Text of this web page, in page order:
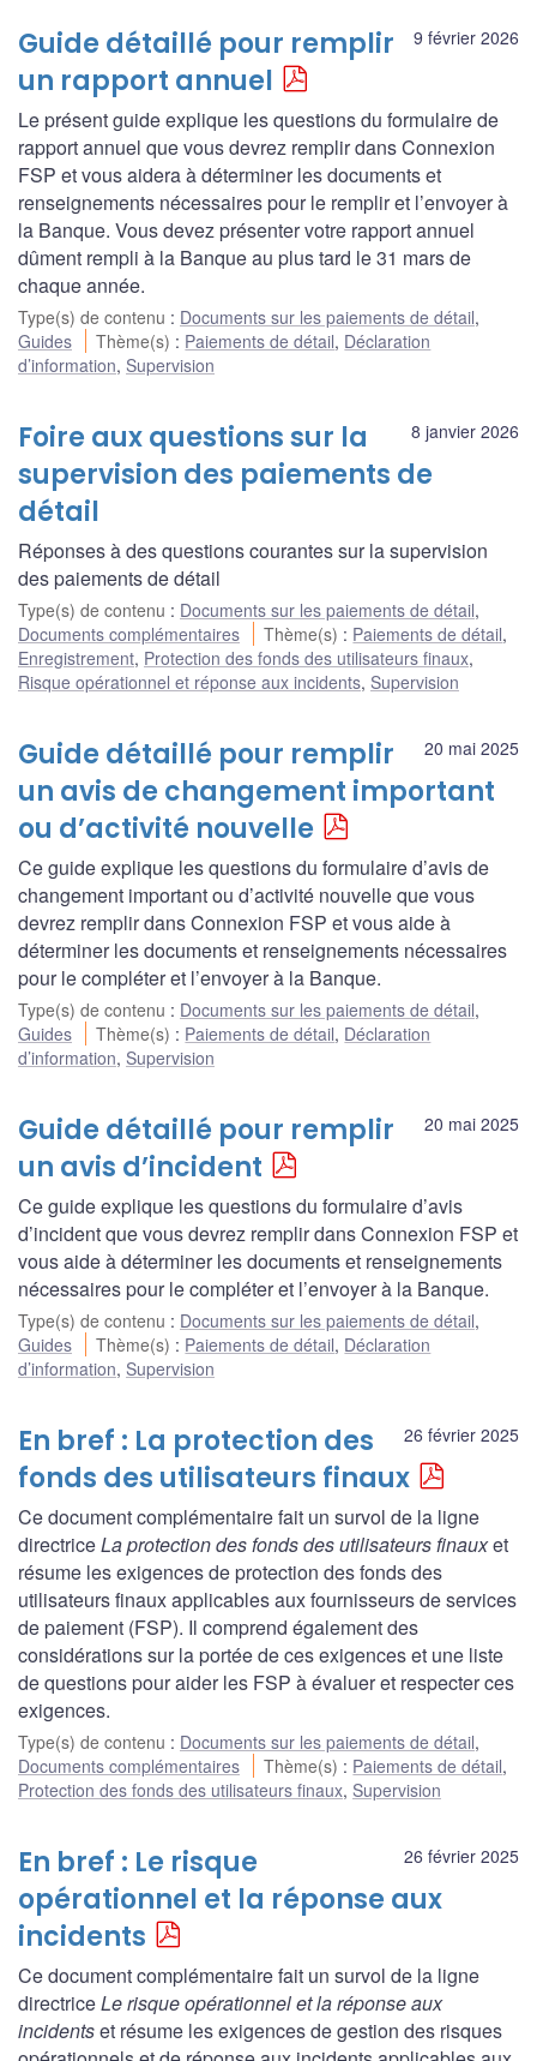
9 février 2026
Guide détaillé pour remplir
un rapport annuel
Le présent guide explique les questions du formulaire de
rapport annuel que vous devrez remplir dans Connexion
FSP et vous aidera à déterminer les documents et
renseignements nécessaires pour le remplir et l’envoyer à
la Banque. Vous devez présenter votre rapport annuel
dûment rempli à la Banque au plus tard le 31 mars de
chaque année.
Type(s) de contenu : Documents sur les paiements de détail,
Guides
Thème(s) : Paiements de détail, Déclaration
d’information, Supervision
8 janvier 2026
Foire aux questions sur la
supervision des paiements de
détail
Réponses à des questions courantes sur la supervision
des paiements de détail
Type(s) de contenu : Documents sur les paiements de détail,
Documents complémentaires
Thème(s) : Paiements de détail,
Enregistrement, Protection des fonds des utilisateurs finaux,
Risque opérationnel et réponse aux incidents, Supervision
20 mai 2025
Guide détaillé pour remplir
un avis de changement important
ou d’activité nouvelle
Ce guide explique les questions du formulaire d’avis de
changement important ou d’activité nouvelle que vous
devrez remplir dans Connexion FSP et vous aide à
déterminer les documents et renseignements nécessaires
pour le compléter et l’envoyer à la Banque.
Type(s) de contenu : Documents sur les paiements de détail,
Guides
Thème(s) : Paiements de détail, Déclaration
d’information, Supervision
20 mai 2025
Guide détaillé pour remplir
un avis d’incident
Ce guide explique les questions du formulaire d’avis
d’incident que vous devrez remplir dans Connexion FSP et
vous aide à déterminer les documents et renseignements
nécessaires pour le compléter et l’envoyer à la Banque.
Type(s) de contenu : Documents sur les paiements de détail,
Guides
Thème(s) : Paiements de détail, Déclaration
d’information, Supervision
26 février 2025
En bref : La protection des
fonds des utilisateurs finaux
Ce document complémentaire fait un survol de la ligne
directriceLa protection des fonds des utilisateurs finauxet
résume les exigences de protection des fonds des
utilisateurs finaux applicables aux fournisseurs de services
de paiement (FSP). Il comprend également des
considérations sur la portée de ces exigences et une liste
de questions pour aider les FSP à évaluer et respecter ces
exigences.
Type(s) de contenu : Documents sur les paiements de détail,
Documents complémentaires
Thème(s) : Paiements de détail,
Protection des fonds des utilisateurs finaux, Supervision
26 février 2025
En bref : Le risque
opérationnel et la réponse aux
incidents
Ce document complémentaire fait un survol de la ligne
directriceLe risque opérationnel et la réponse aux
incidentset résume les exigences de gestion des risques